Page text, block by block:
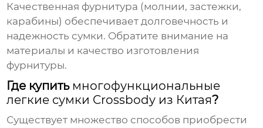
Качественная фурнитура (молнии, застежки,
карабины) обеспечивает долговечность и
надежность сумки. Обратите внимание на
материалы и качество изготовления
фурнитуры.
Где купить многофункциональные
легкие сумки Crossbody из Китая?
Существует множество способов приобрести